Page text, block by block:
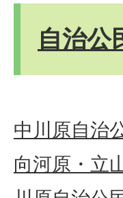
自治公
中川原自治
向河原・立